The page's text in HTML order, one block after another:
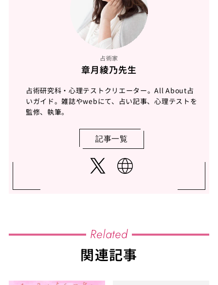
占術家
章月綾乃先生
占術研究科・心理テストクリエーター。All About占
いガイド。雑誌やwebにて、占い記事、心理テストを
監修、執筆。
記事一覧
Related
関連記事